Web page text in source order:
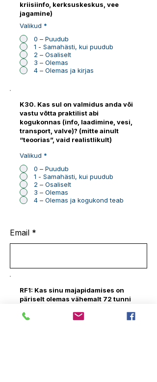
kriisiinfo, kerksuskeskus, vee
jagamine)
Valikud *
0 – Puudub
1 - Samahästi, kui puudub
2 – Osaliselt
3 – Olemas
4 – Olemas ja kirjas
K30. Kas sul on valmidus anda või
vastu võtta praktilist abi
kogukonnas (info, laadimine, vesi,
transport, valve)? (mitte ainult
“teoorias”, vaid realistlikult)
Valikud *
0 – Puudub
1 - Samahästi, kui puudub
2 – Osaliselt
3 – Olemas
4 – Olemas ja kogukond teab
Email
RF1: Kas sinu majapidamises on
päriselt olemas vähemalt 72 tunni
pereliikmetele?